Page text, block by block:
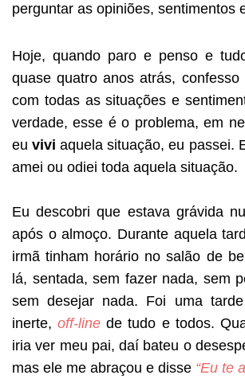
perguntar as opiniões, sentimentos
Hoje, quando paro e penso e
quase quatro anos atrás,
com todas as situações e
verdade, esse é o problema, em
euvivi aquela situação, eu passei.
amei ou odiei toda aquela situação.
Eu descobri que estava grávida
após o almoço. Durante aquela
irmã tinham horário no salão de
lá, sentada, sem fazer nada, sem
sem desejar nada. Foi uma
inerte,off-line de tudo e todos.
iria ver meu pai, daí bateu o
mas ele me abraçou e disse “Eu te